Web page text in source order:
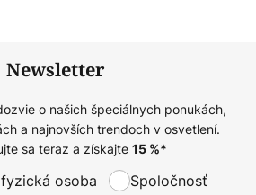
Newsletter
o našich špeciálnych ponukách,
a najnovších trendoch v osvetlení.
sa teraz a získajte 15%*
osoba Spoločnosť